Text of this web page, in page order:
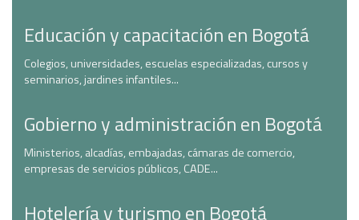
Educación y capacitación en Bogotá
Colegios, universidades, escuelas especializadas, cursos y
seminarios, jardines infantiles...
Gobierno y administración en Bogotá
Ministerios, alcadías, embajadas, cámaras de comercio,
empresas de servicios públicos, CADE...
Hotelería y turismo en Bogotá